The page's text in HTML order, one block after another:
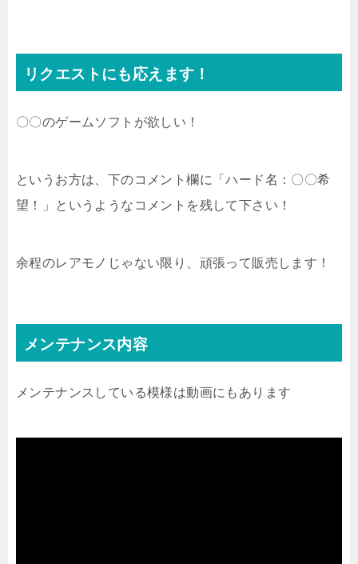
リクエストにも応えます！
〇〇のゲームソフトが欲しい！
というお方は、下のコメント欄に「ハード名：〇〇希
望！」というようなコメントを残して下さい！
余程のレアモノじゃない限り、頑張って販売します！
メンテナンス内容
メンテナンスしている模様は動画にもあります